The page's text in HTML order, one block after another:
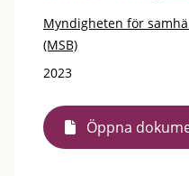
Myndigheten för
(MSB)
2023
Öppna